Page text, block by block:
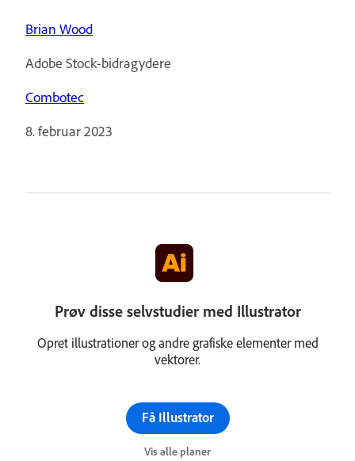
Brian Wood
Adobe Stock-bidragydere
Combotec
8. februar 2023
Prøv disse selvstudier med Illustrator
Opret illustrationer og andre grafiske elementer med
vektorer.
Få Illustrator
Vis alle planer